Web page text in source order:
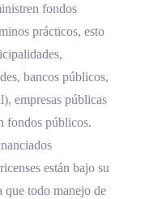
fondos
prácticos, esto
bancos públicos,
empresas públicas
fondos públicos.
están bajo su
que todo manejo de